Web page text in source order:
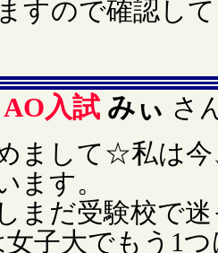
ますので確認し
AO入試 みぃ さ
まして☆私は今
ます。
まだ受験校で
女子大でもう1